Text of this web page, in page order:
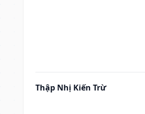
Thập Nhị Kiến Trừ